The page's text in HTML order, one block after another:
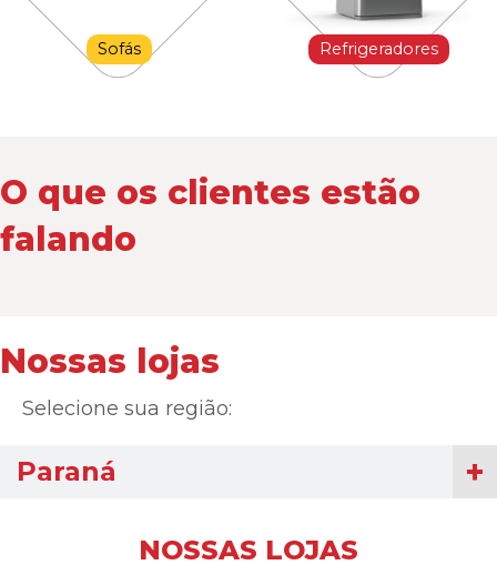
Sofás Refrigeradores
O que os clientes estão
falando
Nossas lojas
Selecione sua região:
Paraná
NOSSAS LOJAS